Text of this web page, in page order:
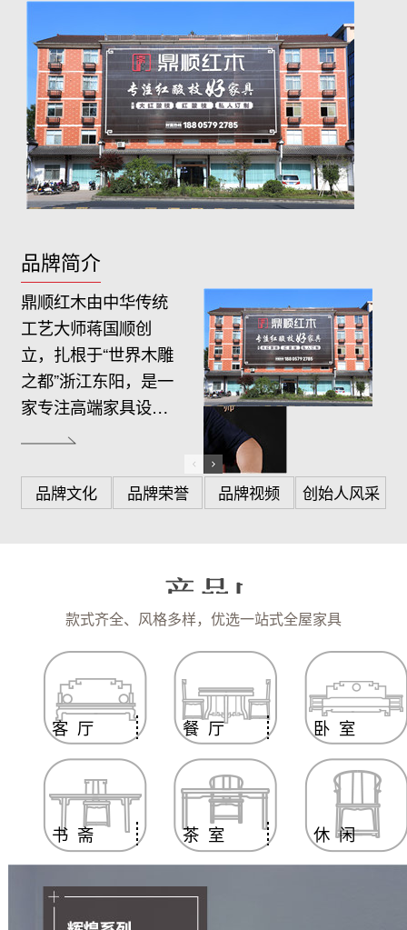
品牌简介
鼎顺红木由中华传统
工艺大师蒋国顺创
立，扎根于“世界木雕
之都”浙江东阳，是一
家专注高端家具设
计、生产、销售、服
商。…
品牌文化 品牌荣誉 品牌视频 创始人风采
款式齐全、风格多样，优选一站式全屋家具
客 厅 餐 厅 卧 室
书 斋 茶 室 休 闲